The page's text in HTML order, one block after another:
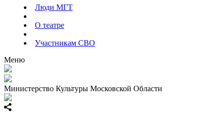
Люди МГТ
О театре
Участникам СВО
Меню
Министерство Культуры Московской Области